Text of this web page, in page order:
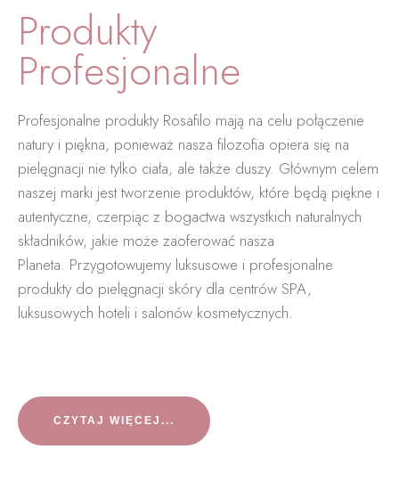
Produkty
Profesjonalne
Profesjonalne produkty Rosafilo mają na celu połączenie
natury i piękna, ponieważ nasza filozofia opiera się na
pielęgnacji nie tylko ciała, ale także duszy. Głównym celem
naszej marki jest tworzenie produktów, które będą piękne i
autentyczne, czerpiąc z bogactwa wszystkich naturalnych
składników, jakie może zaoferować nasza
Planeta. Przygotowujemy luksusowe i profesjonalne
produkty do pielęgnacji skóry dla centrów SPA,
luksusowych hoteli i salonów kosmetycznych.
CZYTAJ WIĘCEJ...